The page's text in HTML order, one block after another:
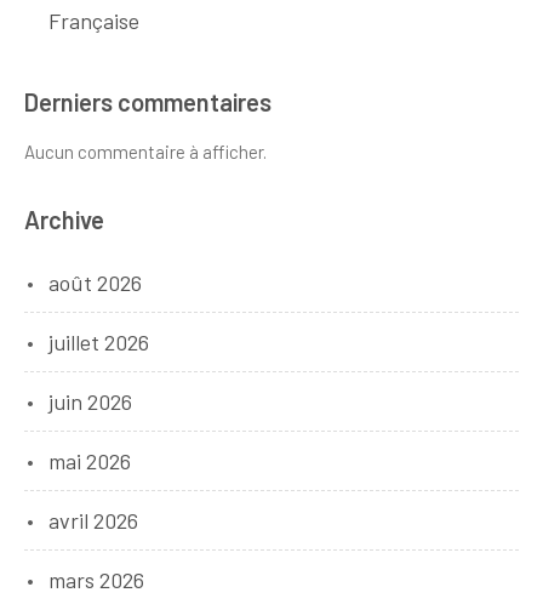
Française
Derniers commentaires
Aucun commentaire à afficher.
Archive
août 2026
juillet 2026
juin 2026
mai 2026
avril 2026
mars 2026